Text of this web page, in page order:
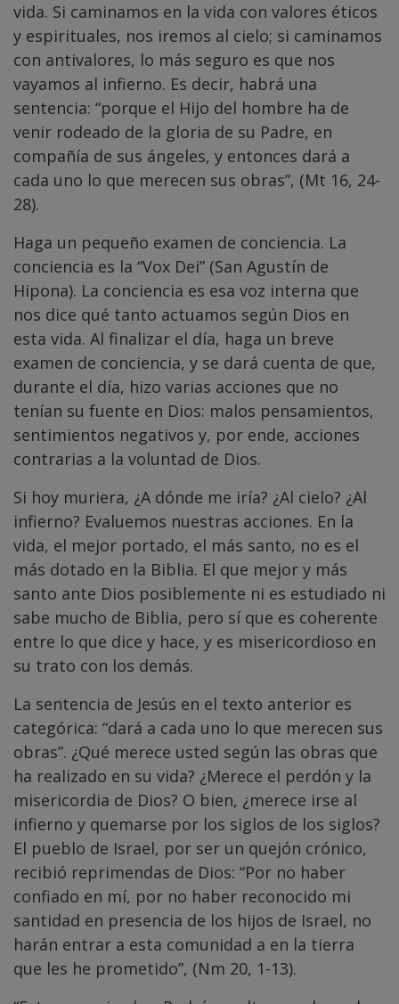
vida. Si caminamos en la vida con valores éticos
y espirituales, nos iremos al cielo; si caminamos
con antivalores, lo más seguro es que nos
vayamos al infierno. Es decir, habrá una
sentencia: “porque el Hijo del hombre ha de
venir rodeado de la gloria de su Padre, en
compañía de sus ángeles, y entonces dará a
cada uno lo que merecen sus obras”, (Mt 16, 24-
28).
Haga un pequeño examen de conciencia. La
conciencia es la “Vox Dei” (San Agustín de
Hipona). La conciencia es esa voz interna que
nos dice qué tanto actuamos según Dios en
esta vida. Al finalizar el día, haga un breve
examen de conciencia, y se dará cuenta de que,
durante el día, hizo varias acciones que no
tenían su fuente en Dios: malos pensamientos,
sentimientos negativos y, por ende, acciones
contrarias a la voluntad de Dios.
Si hoy muriera, ¿A dónde me iría? ¿Al cielo? ¿Al
infierno? Evaluemos nuestras acciones. En la
vida, el mejor portado, el más santo, no es el
más dotado en la Biblia. El que mejor y más
santo ante Dios posiblemente ni es estudiado ni
sabe mucho de Biblia, pero sí que es coherente
entre lo que dice y hace, y es misericordioso en
su trato con los demás.
La sentencia de Jesús en el texto anterior es
categórica: “dará a cada uno lo que merecen sus
obras”. ¿Qué merece usted según las obras que
ha realizado en su vida? ¿Merece el perdón y la
misericordia de Dios? O bien, ¿merece irse al
infierno y quemarse por los siglos de los siglos?
El pueblo de Israel, por ser un quejón crónico,
recibió reprimendas de Dios: “Por no haber
confiado en mí, por no haber reconocido mi
santidad en presencia de los hijos de Israel, no
harán entrar a esta comunidad a en la tierra
que les he prometido”, (Nm 20, 1-13).